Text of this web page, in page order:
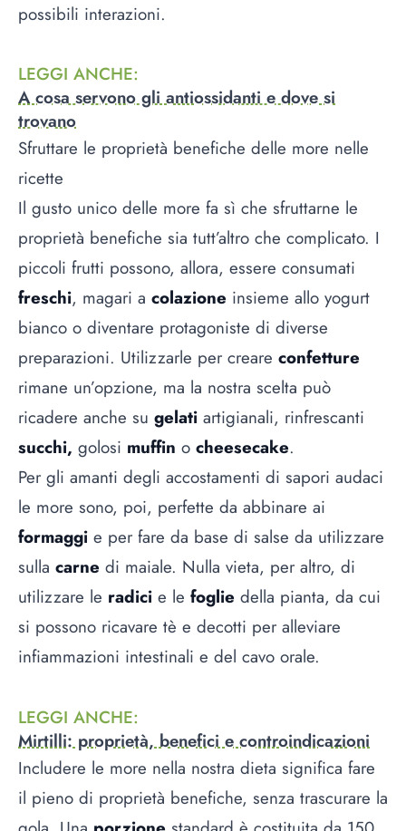
possibili interazioni.
LEGGI ANCHE:
A cosa servono gli antiossidanti e dove si
trovano
Sfruttare le proprietà benefiche delle more nelle
ricette
Il gusto unico delle more fa sì che sfruttarne le
proprietà benefiche sia tutt’altro che complicato. I
piccoli frutti possono, allora, essere consumati
freschi, magari a colazione insieme allo yogurt
bianco o diventare protagoniste di diverse
preparazioni. Utilizzarle per creare confetture
rimane un’opzione, ma la nostra scelta può
ricadere anche su gelati artigianali, rinfrescanti
succhi, golosi muffin o cheesecake.
Per gli amanti degli accostamenti di sapori audaci
le more sono, poi, perfette da abbinare ai
formaggi e per fare da base di salse da utilizzare
sulla carne di maiale. Nulla vieta, per altro, di
utilizzare le radici e le foglie della pianta, da cui
si possono ricavare tè e decotti per alleviare
infiammazioni intestinali e del cavo orale.
LEGGI ANCHE:
Mirtilli: proprietà, benefici e controindicazioni
Includere le more nella nostra dieta significa fare
il pieno di proprietà benefiche, senza trascurare la